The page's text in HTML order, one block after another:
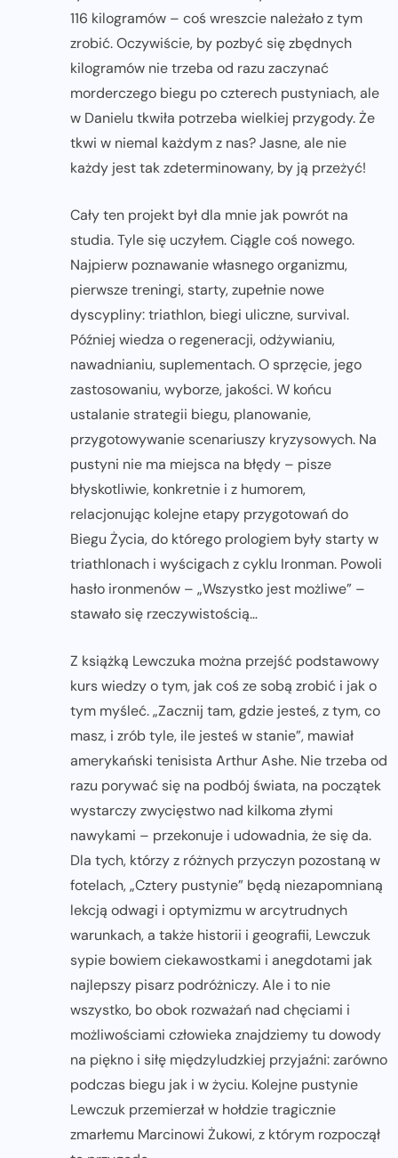
116 kilogramów – coś wreszcie należało z tym
zrobić. Oczywiście, by pozbyć się zbędnych
kilogramów nie trzeba od razu zaczynać
morderczego biegu po czterech pustyniach, ale
w Danielu tkwiła potrzeba wielkiej przygody. Że
tkwi w niemal każdym z nas? Jasne, ale nie
każdy jest tak zdeterminowany, by ją przeżyć!
Cały ten projekt był dla mnie jak powrót na
studia. Tyle się uczyłem. Ciągle coś nowego.
Najpierw poznawanie własnego organizmu,
pierwsze treningi, starty, zupełnie nowe
dyscypliny: triathlon, biegi uliczne, survival.
Później wiedza o regeneracji, odżywianiu,
nawadnianiu, suplementach. O sprzęcie, jego
zastosowaniu, wyborze, jakości. W końcu
ustalanie strategii biegu, planowanie,
przygotowywanie scenariuszy kryzysowych. Na
pustyni nie ma miejsca na błędy – pisze
błyskotliwie, konkretnie i z humorem,
relacjonując kolejne etapy przygotowań do
Biegu Życia, do którego prologiem były starty w
triathlonach i wyścigach z cyklu Ironman. Powoli
hasło ironmenów – „Wszystko jest możliwe” –
stawało się rzeczywistością…
Z książką Lewczuka można przejść podstawowy
kurs wiedzy o tym, jak coś ze sobą zrobić i jak o
tym myśleć. „Zacznij tam, gdzie jesteś, z tym, co
masz, i zrób tyle, ile jesteś w stanie”, mawiał
amerykański tenisista Arthur Ashe. Nie trzeba od
razu porywać się na podbój świata, na początek
wystarczy zwycięstwo nad kilkoma złymi
nawykami – przekonuje i udowadnia, że się da.
Dla tych, którzy z różnych przyczyn pozostaną w
fotelach, „Cztery pustynie” będą niezapomnianą
lekcją odwagi i optymizmu w arcytrudnych
warunkach, a także historii i geografii, Lewczuk
sypie bowiem ciekawostkami i anegdotami jak
najlepszy pisarz podróżniczy. Ale i to nie
wszystko, bo obok rozważań nad chęciami i
możliwościami człowieka znajdziemy tu dowody
na piękno i siłę międzyludzkiej przyjaźni: zarówno
podczas biegu jak i w życiu. Kolejne pustynie
Lewczuk przemierzał w hołdzie tragicznie
zmarłemu Marcinowi Żukowi, z którym rozpoczął